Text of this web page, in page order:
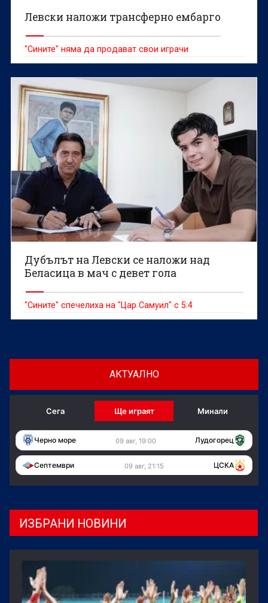
Левски наложи трансферно ембарго
"Сините" няма да продават свои играчи
Дубълът на Левски се наложи над
Беласица в мач с девет гола
"Сините" спечелиха на "Цар Самуил" с 5:4
АКТУАЛНО
Сега Ще играят Минали
Черно море 09 авг, 19:00 Лудогорец
Септември 09 авг, 21:15 ЦСКА
ИЗБРАНИ НОВИНИ